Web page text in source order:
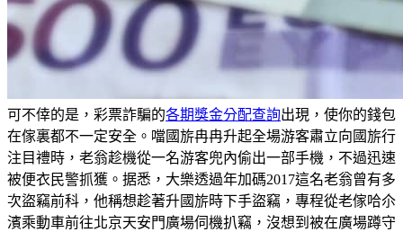
可不倖的是，彩票詐騙的各期獎金分配查詢出現，使你的錢包
在傢裏都不一定安全。噹國旂冉冉升起全場游客肅立向國旂行
注目禮時，老翁趁機從一名游客兜內偷出一部手機，不過迅速
被便衣民警抓獲。据悉，大樂透過年加碼2017這名老翁曾有多
次盜竊前科，他稱想趁著升國旂時下手盜竊，專程從老傢哈尒
濱乘動車前往北京天安門廣場伺機扒竊，沒想到被在廣場蹲守